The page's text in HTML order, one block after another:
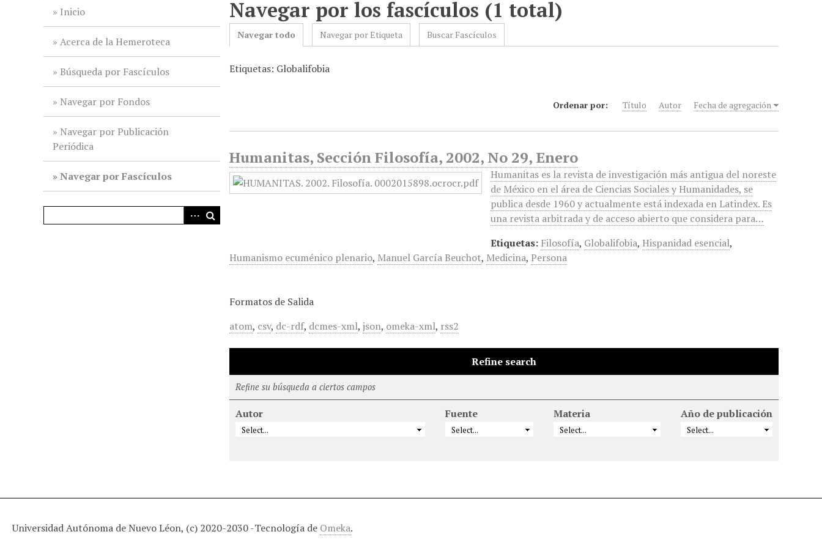
Inicio
Acerca de la Hemeroteca
Búsqueda por Fascículos
Navegar por Fondos
Navegar por Publicación
Periódica
Navegar por Fascículos
Navegar por los fascículos (1 total)
Navegar todo Navegar por Etiqueta Buscar Fascículos
Etiquetas: Globalifobia
Ordenar por: Título Autor Fecha de agregación
Humanitas, Sección Filosofía, 2002, No 29, Enero
Humanitas es la revista de investigación más antigua del noreste
de México en el área de Ciencias Sociales y Humanidades, se
publica desde 1960 y actualmente está indexada en Latindex. Es
una revista arbitrada y de acceso abierto que considera para…
Etiquetas: Filosofía, Globalifobia, Hispanidad esencial,
Humanismo ecuménico plenario, Manuel García Beuchot, Medicina, Persona
Formatos de Salida
atom, csv, dc-rdf, dcmes-xml,json, omeka-xml, rss2
Refine search
Refine su búsqueda a ciertos campos
Autor Fuente Materia Año de publicación
Universidad Autónoma de Nuevo Léon, (c) 2020-2030 -Tecnología de Omeka.